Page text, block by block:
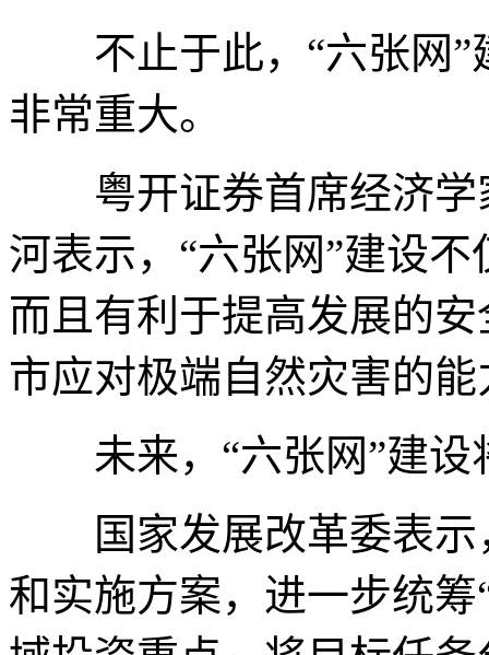
不止于此，“六张网”
非常重大。
粤开证券首席经济学
河表示，“六张网”建设
而且有利于提高发展的
市应对极端自然灾害的能
未来，“六张网”建设
国家发展改革委表示
和实施方案，进一步统